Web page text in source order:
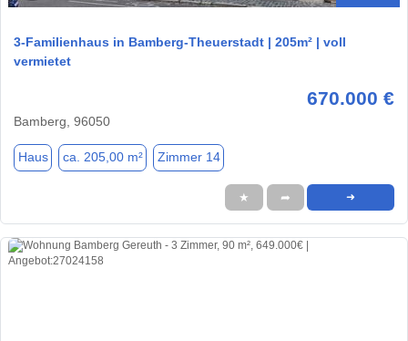
3-Familienhaus in Bamberg-Theuerstadt | 205m² | voll
vermietet
670.000 €
Bamberg, 96050
Haus ca. 205,00 m² Zimmer 14
★ ➦ ➜